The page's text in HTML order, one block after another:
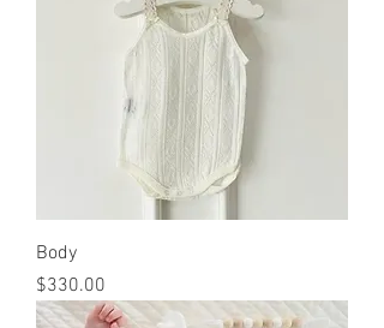
Body
Precio
$330.00